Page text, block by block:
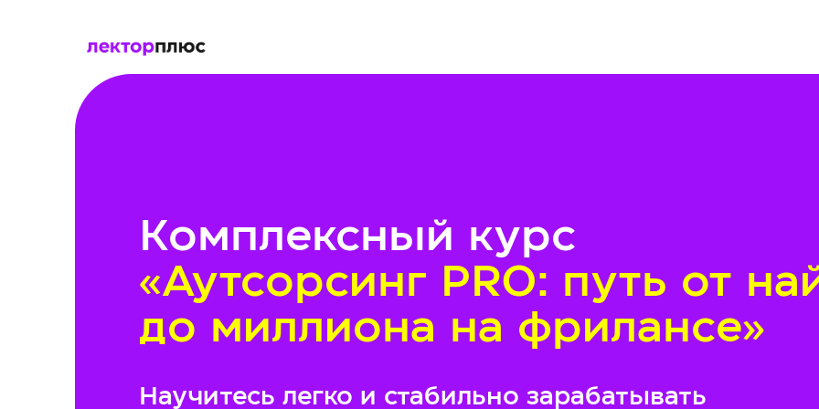
Комплексный курс
«Аутсорсинг PRO: путь от
до миллиона на фрилансе»
Научитесь легко и стабильно зарабатывать